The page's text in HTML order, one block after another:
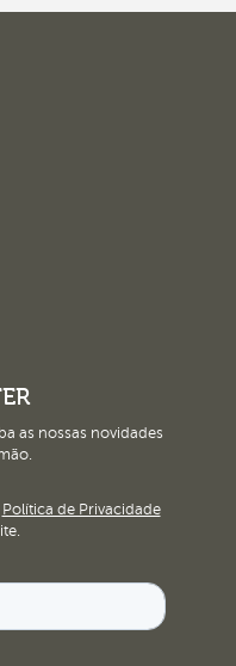
as nossas novidades
Política de Privacidade